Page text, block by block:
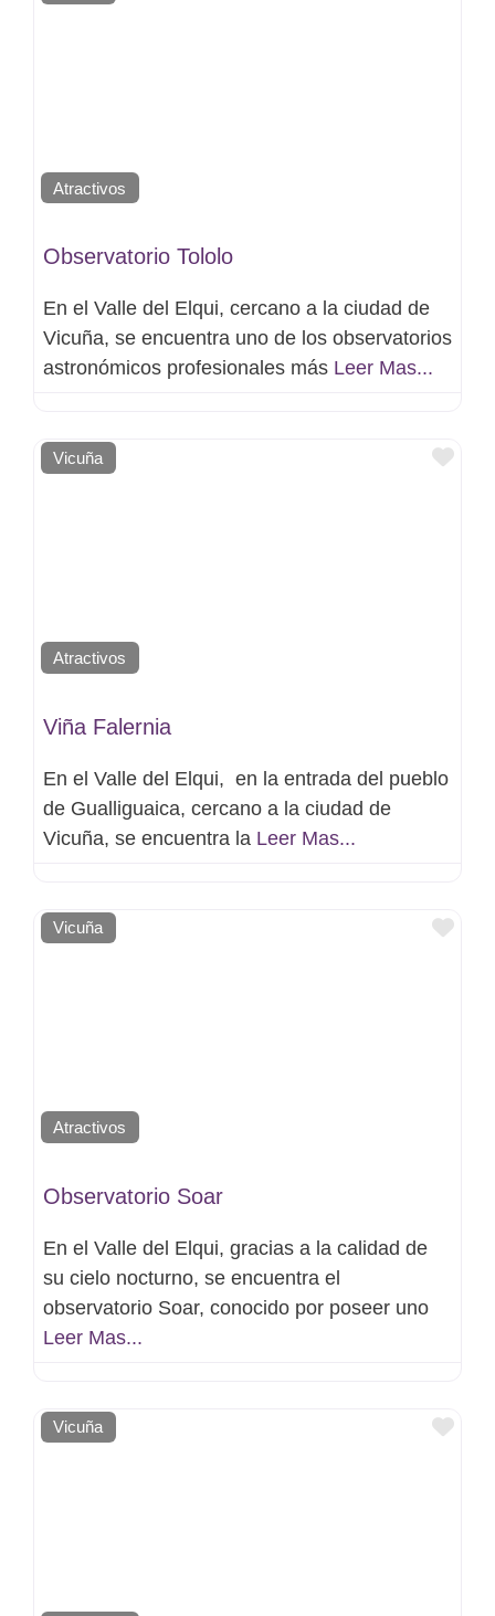
Atractivos
Observatorio Tololo
En el Valle del Elqui, cercano a la ciudad de
Vicuña, se encuentra uno de los observatorios
astronómicos profesionales más Leer Mas...
Vicuña
Atractivos
Viña Falernia
En el Valle del Elqui, en la entrada del pueblo
de Gualliguaica, cercano a la ciudad de
Vicuña, se encuentra la Leer Mas...
Vicuña
Atractivos
Observatorio Soar
En el Valle del Elqui, gracias a la calidad de
su cielo nocturno, se encuentra el
observatorio Soar, conocido por poseer uno
Leer Mas...
Vicuña